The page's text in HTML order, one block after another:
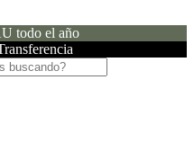
todo el año